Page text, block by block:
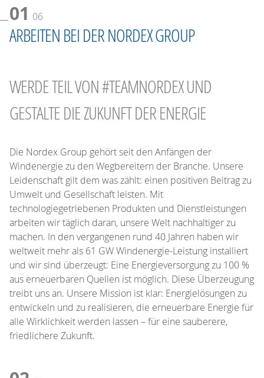
01 06
ARBEITEN BEI DER NORDEX GROUP
WERDE TEIL VON #TEAMNORDEX UND
GESTALTE DIE ZUKUNFT DER ENERGIE
Die Nordex Group gehört seit den Anfängen der
Windenergie zu den Wegbereitern der Branche. Unsere
Leidenschaft gilt dem was zählt: einen positiven Beitrag zu
Umwelt und Gesellschaft leisten. Mit
technologiegetriebenen Produkten und Dienstleistungen
arbeiten wir täglich daran, unsere Welt nachhaltiger zu
machen. In den vergangenen rund 40 Jahren haben wir
weltweit mehr als 61 GW Windenergie-Leistung installiert
und wir sind überzeugt: Eine Energieversorgung zu 100 %
aus erneuerbaren Quellen ist möglich. Diese Überzeugung
treibt uns an. Unsere Mission ist klar: Energielösungen zu
entwickeln und zu realisieren, die erneuerbare Energie für
alle Wirklichkeit werden lassen – für eine sauberere,
friedlichere Zukunft.